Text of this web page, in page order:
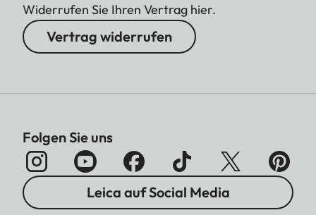
Widerrufen Sie Ihren Vertrag hier.
Vertrag widerrufen
Folgen Sie uns
Leica auf Social Media